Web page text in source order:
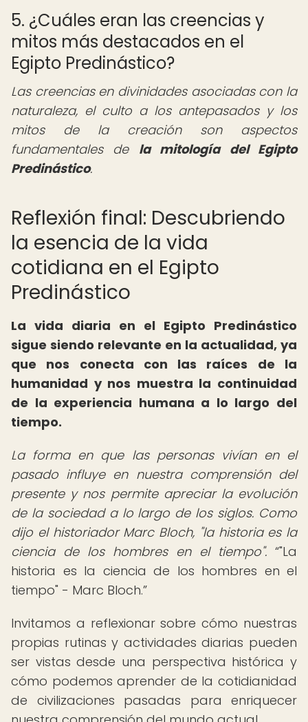
5. ¿Cuáles eran las creencias y
mitos más destacados en el
Egipto Predinástico?
Las creencias en divinidades asociadas con la
naturaleza, el culto a los antepasados y los
mitos de la creación son aspectos
fundamentales de la mitología del Egipto
Predinástico.
Reflexión final: Descubriendo
la esencia de la vida
cotidiana en el Egipto
Predinástico
La vida diaria en el Egipto Predinástico
sigue siendo relevante en la actualidad, ya
que nos conecta con las raíces de la
humanidad y nos muestra la continuidad
de la experiencia humana a lo largo del
tiempo.
La forma en que las personas vivían en el
pasado influye en nuestra comprensión del
presente y nos permite apreciar la evolución
de la sociedad a lo largo de los siglos. Como
dijo el historiador Marc Bloch, "la historia es la
ciencia de los hombres en el tiempo".
"La
historia es la ciencia de los hombres en el
tiempo" - Marc Bloch.
Invitamos a reflexionar sobre cómo nuestras
propias rutinas y actividades diarias pueden
ser vistas desde una perspectiva histórica y
cómo podemos aprender de la cotidianidad
de civilizaciones pasadas para enriquecer